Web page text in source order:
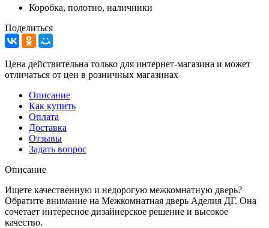
Коробка, полотно, наличники
Поделиться
Цена действительна только для интернет-магазина и может
отличаться от цен в розничных магазинах
Описание
Как купить
Оплата
Доставка
Отзывы
Задать вопрос
Описание
Ищете качественную и недорогую межкомнатную дверь?
Обратите внимание на Межкомнатная дверь Аделия ДГ. Она
сочетает интересное дизайнерское решение и высокое
качество.